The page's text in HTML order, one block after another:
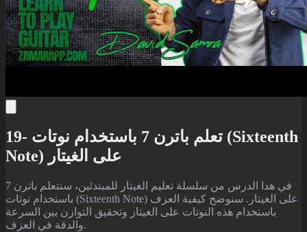
19- تعلم باترن 7 باستخدام نوتات (Sixteenth
Note) على الغيتار
في هذا الدرس من سلسلة تعليم الغيتار للمبتدئين، سنتعلم باترن 7
باستخدام نوتات (Sixteenth Note) على الغيتار. سنوضح كيفية العزف
باستخدام هذه النوتات على الغيتار وتحقيق التوازن بين السرعة
والدقة في العزف.